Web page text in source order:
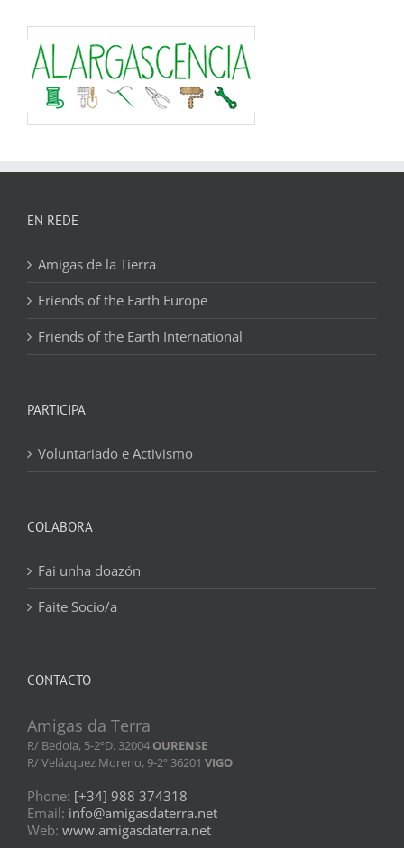
EN REDE
Amigas de la Tierra
Friends of the Earth Europe
Friends of the Earth International
PARTICIPA
Voluntariado e Activismo
COLABORA
Fai unha doazón
Faite Socio/a
CONTACTO
Amigas da Terra
R/ Bedoia, 5-2ºD. 32004 OURENSE
R/ Velázquez Moreno, 9-2º 36201 VIGO
Phone: [+34] 988 374318
Email: info@amigasdaterra.net
Web: www.amigasdaterra.net